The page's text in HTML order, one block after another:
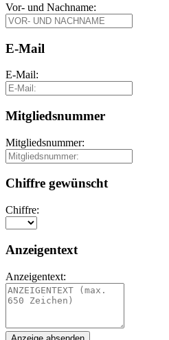
Vor- und Nachname:
E-Mail
E-Mail:
Mitgliedsnummer
Mitgliedsnummer:
Chiffre gewünscht
Chiffre:
Anzeigentext
Anzeigentext: